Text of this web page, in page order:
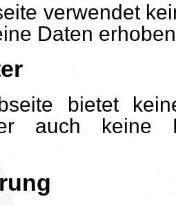
verwendet
Daten
bietet
auch keine